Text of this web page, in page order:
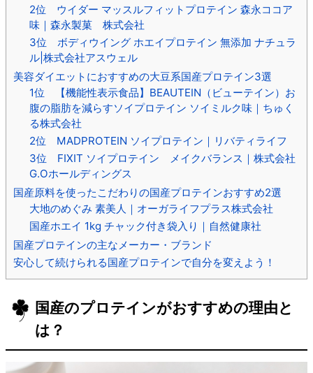
2位 ウイダー マッスルフィットプロテイン 森永ココア
味｜森永製菓 株式会社
3位 ボディウイング ホエイプロテイン 無添加 ナチュラ
ル|株式会社アスウェル
美容ダイエットにおすすめの大豆系国産プロテイン3選
1位 【機能性表示食品】BEAUTEIN（ビューテイン）お
腹の脂肪を減らすソイプロテイン ソイミルク味｜ちゅく
る株式会社
2位 MADPROTEIN ソイプロテイン｜リバティライフ
3位 FIXIT ソイプロテイン メイクバランス｜株式会社
G.Oホールディングス
国産原料を使ったこだわりの国産プロテインおすすめ2選
大地のめぐみ 素美人｜オーガライフプラス株式会社
国産ホエイ 1kg チャック付き袋入り｜自然健康社
国産プロテインの主なメーカー・ブランド
安心して続けられる国産プロテインで自分を変えよう！
国産のプロテインがおすすめの理由と
は？